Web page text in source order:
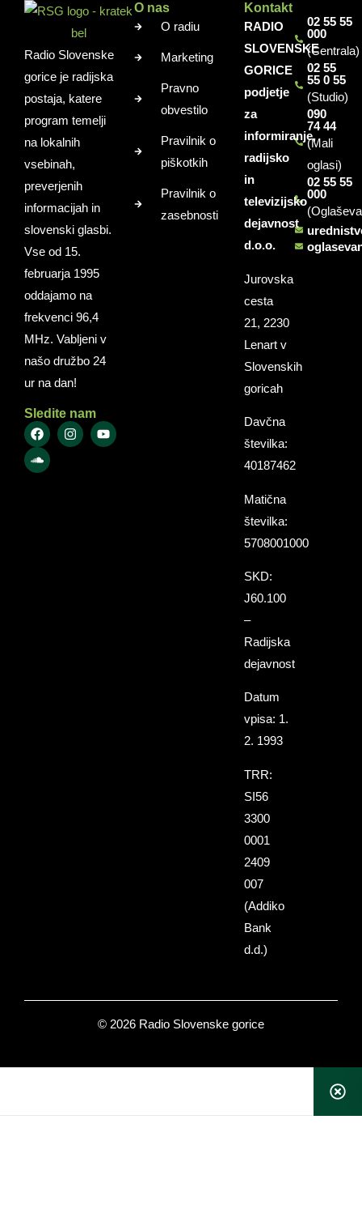
Radio Slovenske
gorice je radijska
postaja, katere
program temelji
na lokalnih
vsebinah,
preverjenih
informacijah in
slovenski glasbi.
Vse od 15.
februarja 1995
oddajamo na
frekvenci 96,4
MHz. Vabljeni v
našo družbo 24
ur na dan!
Sledite nam
O nas
O radiu
Marketing
Pravno
obvestilo
Pravilnik o
piškotkih
Pravilnik o
zasebnosti
Kontakt
RADIO
SLOVENSKE
GORICE
podjetje
za
informiranje,
radijsko
in
televizijsko
dejavnost
d.o.o.
Jurovska
cesta
21, 2230
Lenart v
Slovenskih
goricah
Davčna
številka:
40187462
Matična
številka:
5708001000
SKD:
J60.100
–
Radijska
dejavnost
Datum
vpisa: 1.
2. 1993
TRR:
SI56
3300
0001
2409
007
(Addiko
Bank
d.d.)
02 55 55
000
(Centrala)
02 55
55 0 55
(Studio)
090
74 44
(Mali
oglasi)
02 55 55
000
© 2026 Radio Slovenske gorice